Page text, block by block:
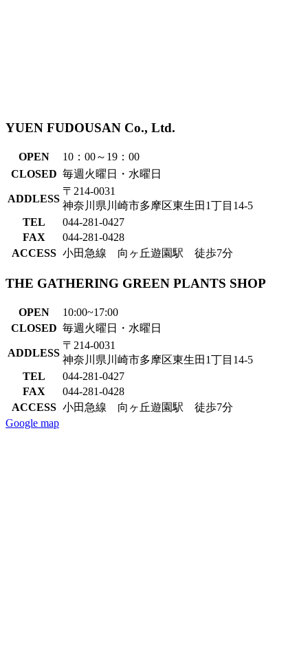
YUEN FUDOUSAN Co., Ltd.
OPEN
10：00～19：00
CLOSED 毎週火曜日・水曜日
ADDLESS
〒214-0031
神奈川県川崎市多摩区東生田1丁目14-5
TEL
044-281-0427
FAX
044-281-0428
ACCESS 小田急線 向ヶ丘遊園駅 徒歩7分
THE GATHERING GREEN PLANTS SHOP
OPEN
10:00~17:00
CLOSED 毎週火曜日・水曜日
ADDLESS
〒214-0031
神奈川県川崎市多摩区東生田1丁目14-5
TEL
044-281-0427
FAX
044-281-0428
ACCESS 小田急線 向ヶ丘遊園駅 徒歩7分
Google map